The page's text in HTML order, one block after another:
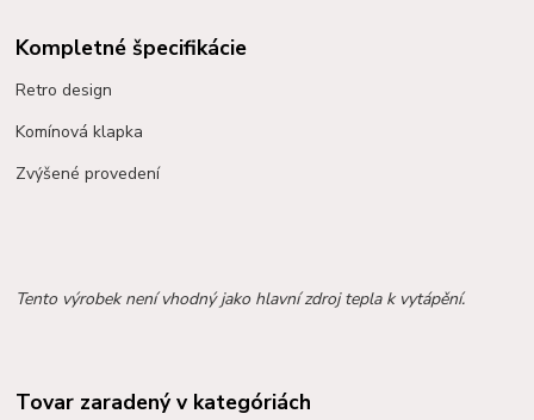
Kompletné špecifikácie
Retro design
Komínová klapka
Zvýšené provedení
Tento výrobek není vhodný jako hlavní zdroj tepla k vytápění.
Tovar zaradený v kategóriách